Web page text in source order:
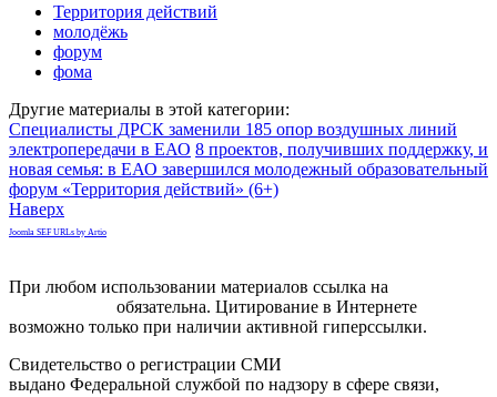
Территория действий
молодёжь
форум
фома
Другие материалы в этой категории:
Специалисты ДРСК заменили 185 опор воздушных линий
электропередачи в ЕАО 8 проектов, получивших поддержку, и
новая семья: в ЕАО завершился молодежный образовательный
форум «Территория действий» (6+)
Наверх
Joomla SEF URLs by Artio
При любом использовании материалов ссылка на
обязательна. Цитирование в Интернете
возможно только при наличии активной гиперссылки.
Свидетельство о регистрации СМИ
выдано Федеральной службой по надзору в сфере связи,